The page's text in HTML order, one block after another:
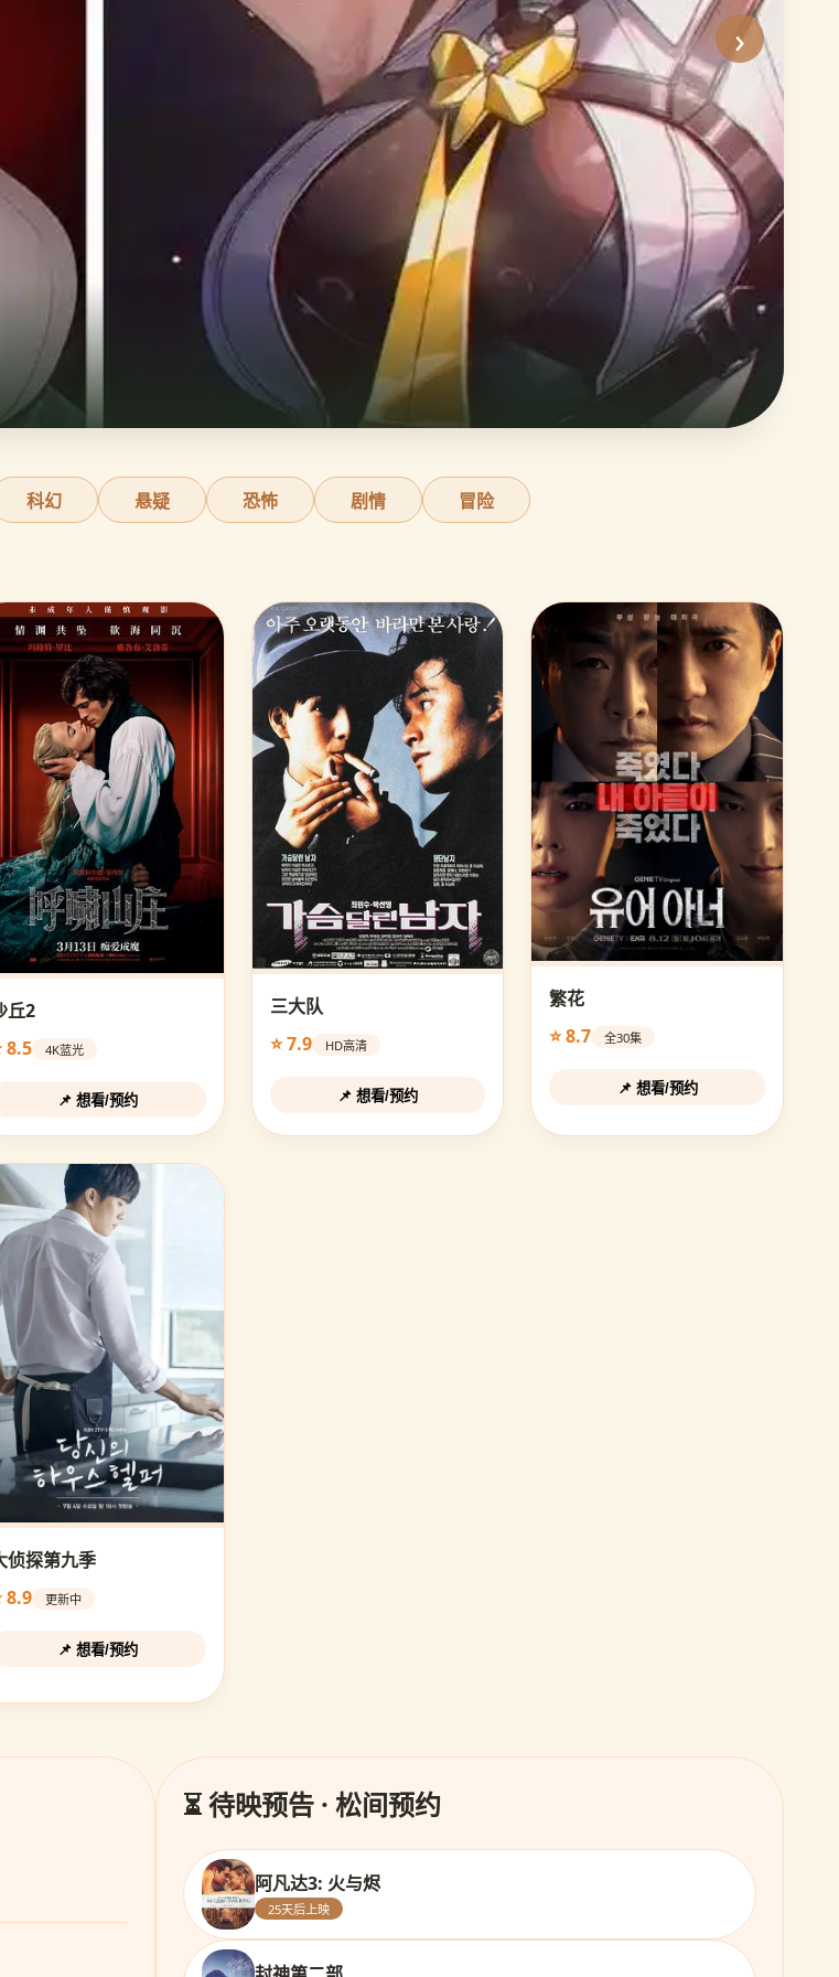
›
科幻 悬疑 恐怖 剧情 冒险
丘2
8.5
4K蓝光
📌 想看/预约
三大队
⭐ 7.9
HD高清
📌 想看/预约
繁花
⭐ 8.7
全30集
📌 想看/预约
侦探第九季
8.9
更新中
📌 想看/预约
⏳ 待映预告 · 松间预约
阿凡达3: 火与烬
25天后上映